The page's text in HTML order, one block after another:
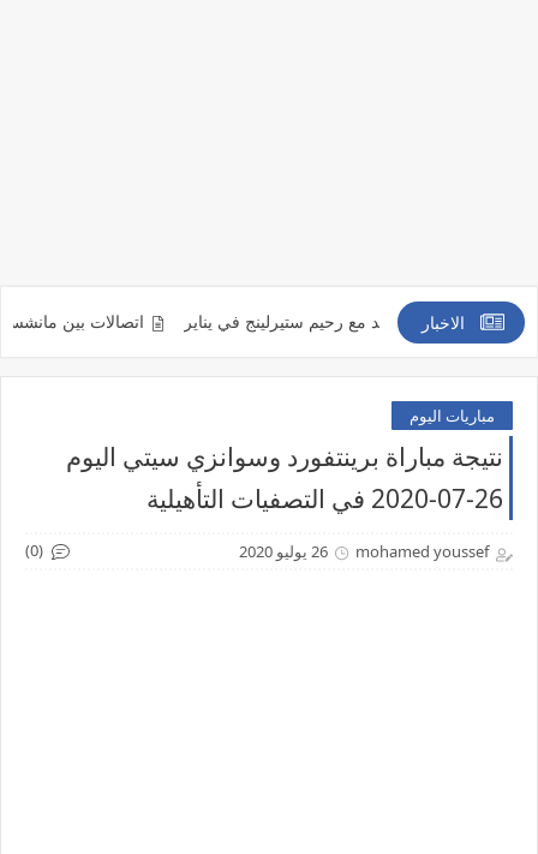
الاخبار
من التعاقد مع رحيم ستيرلينج في يناير اتصالات بين مانشستر يونايتد
مباريات اليوم
نتيجة مباراة برينتفورد وسوانزي سيتي اليوم
26-07-2020 في التصفيات التأهيلية
mohamed youssef 26 يوليو 2020 (0)